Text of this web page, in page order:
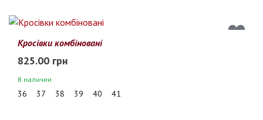
Кросівки комбіновані
825.00 грн
В наличии
36 37 38 39 40 41